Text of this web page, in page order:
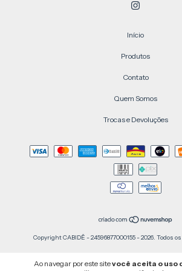
Ao navegar por este sitevocê aceita o uso
Início
Produtos
Contato
Quem Somos
Trocas e Devoluções
Copyright CABIDÊ - 24596877000155 - 2026. Todos